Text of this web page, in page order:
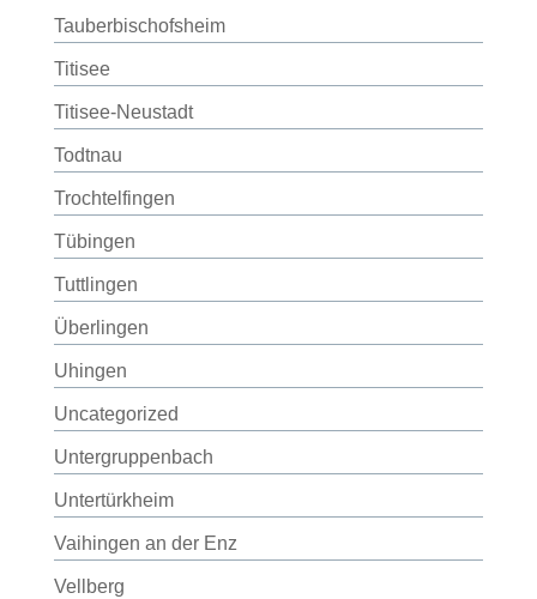
Tauberbischofsheim
Titisee
Titisee-Neustadt
Todtnau
Trochtelfingen
Tübingen
Tuttlingen
Überlingen
Uhingen
Uncategorized
Untergruppenbach
Untertürkheim
Vaihingen an der Enz
Vellberg